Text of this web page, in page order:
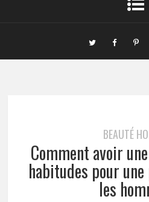
BEAUTÉ
Comment avoir
habitudes pour une
les